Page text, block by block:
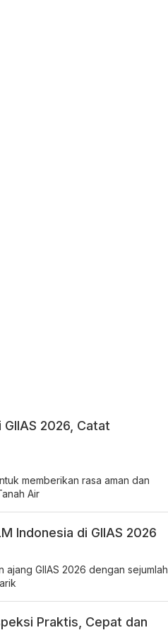
2026, Catat
memberikan rasa aman dan
Air
Indonesia di GIIAS 2026
ajang GIIAS 2026 dengan sejumlah
Praktis, Cepat dan